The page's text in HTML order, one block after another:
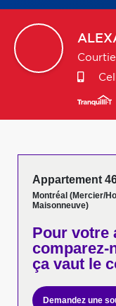
Appartement
Montréal (Mercier/
Maisonneuve)
Pour votre
comparez-
ça vaut le
Demandez une